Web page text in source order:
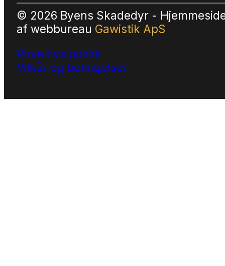
© 2026 Byens Skadedyr -
af webbureau Gawistik ApS
Privatlivs politik
Vilkår og betingelser